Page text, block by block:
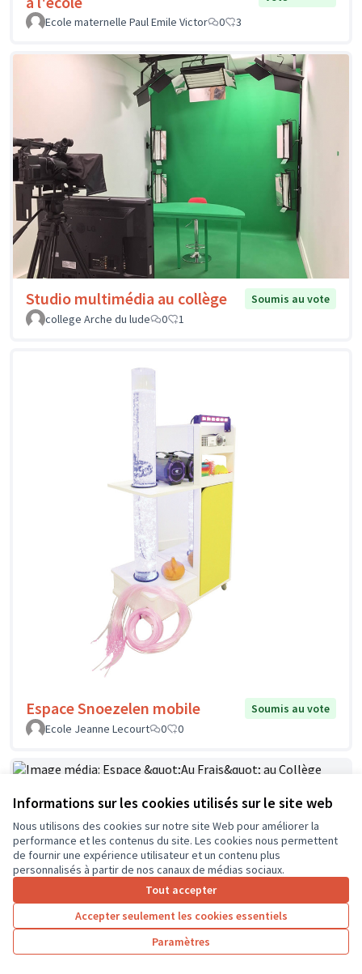
Informations sur les cookies utilisés sur le site web
Nous utilisons des cookies sur notre site Web pour améliorer la
performance et les contenus du site. Les cookies nous permettent
de fournir une expérience utilisateur et un contenu plus
personnalisés à partir de nos canaux de médias sociaux.
Tout accepter
Accepter seulement les cookies essentiels
Paramètres
Ecole maternelle Paul Emile Victor
0 3
Studio multimédia au collège
Soumis au vote
college Arche du lude
0 1
Espace Snoezelen mobile
Soumis au vote
Ecole Jeanne Lecourt
0 0
Espace "Au Frais" au Collège Jean
Zay à Chinon
vote
FOUCAULT
1 2